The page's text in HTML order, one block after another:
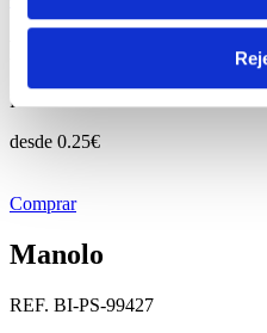
REF. BI-PS-98124
desde 0.25€
Comprar
Manolo
REF. BI-PS-99427